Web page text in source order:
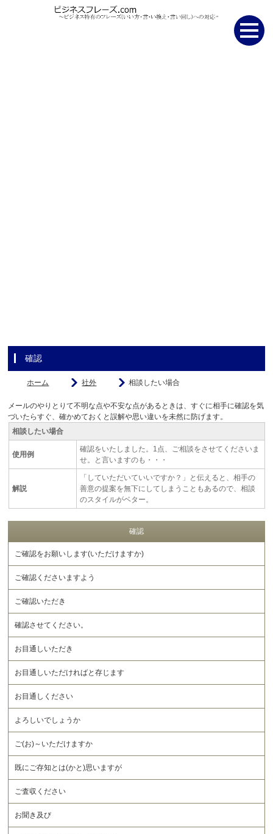
確認
ホーム 社外 相談したい場合
メールのやりとりて不明な点や不安な点があるときは、すぐに相手に確認を気
づいたらすぐ、確かめておくと誤解や思い違いを未然に防げます。
相談したい場合
使用例
確認をいたしました。1点、ご相談をさせてくださいま
せ。と言いますのも・・・
解説
「していただいていいですか？」と伝えると、相手の
善意の提案を無下にしてしまうこともあるので、相談
のスタイルがベター。
確認
ご確認をお願いします(いただけますか)
ご確認くださいますよう
ご確認いただき
確認させてください。
お目通しいただき
お目通しいただければと存じます
お目通しください
よろしいでしょうか
ご(お)～いただけますか
既にご存知とは(かと)思いますが
ご査収ください
お聞き及び